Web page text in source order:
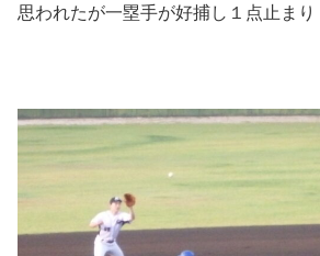
思われたが一塁手が好捕し１点止まり